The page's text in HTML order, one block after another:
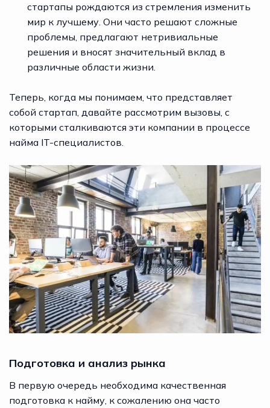
стартапы рождаются из стремления изменить
мир к лучшему. Они часто решают сложные
проблемы, предлагают нетривиальные
решения и вносят значительный вклад в
различные области жизни.
Теперь, когда мы понимаем, что представляет
собой стартап, давайте рассмотрим вызовы, с
которыми сталкиваются эти компании в процессе
найма IT-специалистов.
Подготовка и анализ рынка
В первую очередь необходима качественная
подготовка к найму, к сожалению она часто